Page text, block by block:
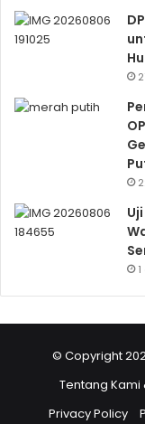
© Copyright
Tentang Kami
Privacy Policy